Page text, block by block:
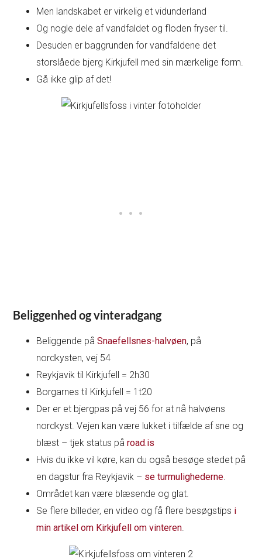
Men landskabet er virkelig et vidunderland
Og nogle dele af vandfaldet og floden fryser til.
Desuden er baggrunden for vandfaldene det
storslåede bjerg Kirkjufell med sin mærkelige form.
Gå ikke glip af det!
Beliggenhed og vinteradgang
Beliggende påSnaefellsnes-halvøen, på
nordkysten, vej 54
Reykjavik til Kirkjufell = 2h30
Borgarnes til Kirkjufell = 1t20
Der er et bjergpas på vej 56 for at nå halvøens
nordkyst. Vejen kan være lukket i tilfælde af sne og
blæst – tjek status påroad.is
Hvis du ikke vil køre, kan du også besøge stedet på
en dagstur fra Reykjavik – se turmulighederne.
Området kan være blæsende og glat.
Se flere billeder, en video og få flere besøgstips i
min artikel om Kirkjufell om vinteren.